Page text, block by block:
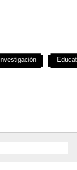
Investigación